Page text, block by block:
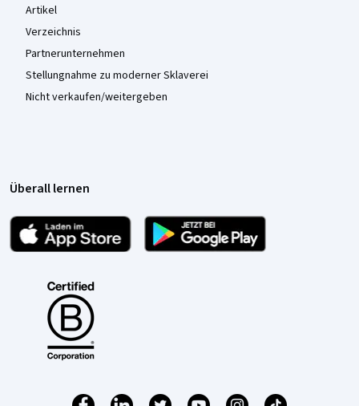
Artikel
Verzeichnis
Partnerunternehmen
Stellungnahme zu moderner Sklaverei
Nicht verkaufen/weitergeben
Überall lernen